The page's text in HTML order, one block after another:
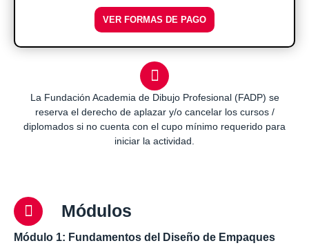
VER FORMAS DE PAGO
La Fundación Academia de Dibujo Profesional (FADP) se
reserva el derecho de aplazar y/o cancelar los cursos /
diplomados si no cuenta con el cupo mínimo requerido para
iniciar la actividad.
Módulos
Módulo 1: Fundamentos del Diseño de Empaques